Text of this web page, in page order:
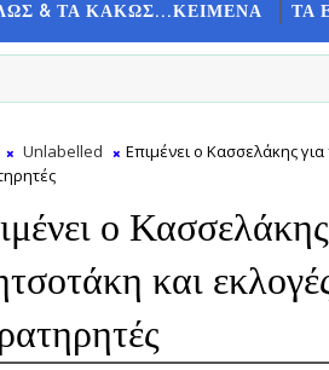
& ΤΑ ΚΑΚΩΣ...ΚΕΙΜΕΝΑ ΤΑ
Unlabelled
Επιμένει ο Κασσελάκης
ο
και